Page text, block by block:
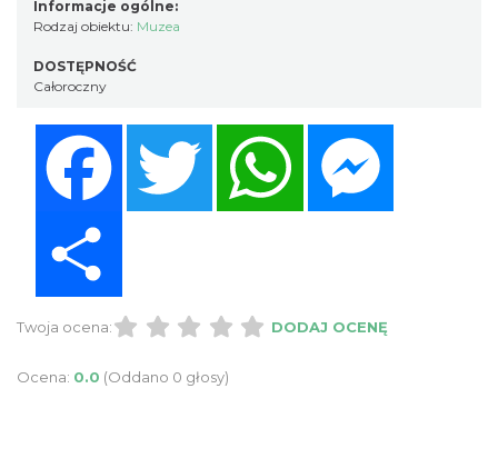
Informacje ogólne:
Rodzaj obiektu: Muzea
DOSTĘPNOŚĆ
Całoroczny
Twitter WhatsApp
Twoja ocena: DODAJ OCENĘ
Ocena: 0.0 (Oddano 0 głosy)